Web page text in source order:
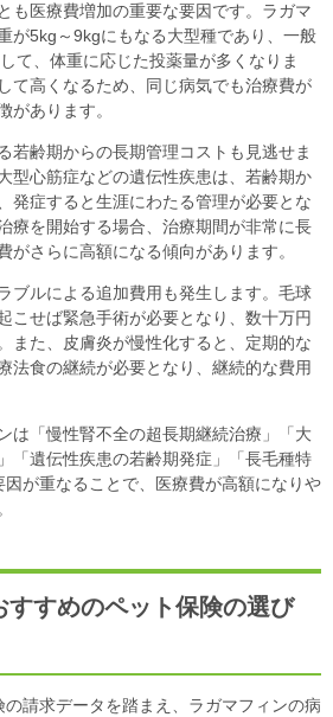
も医療費増加の重要な要因です。ラガマ
が5kg～9kgにもなる大型種であり、一般
て、体重に応じた投薬量が多くなりま
て高くなるため、同じ病気でも治療費が
があります。
若齢期からの長期管理コストも見逃せま
型心筋症などの遺伝性疾患は、若齢期か
発症すると生涯にわたる管理が必要とな
療を開始する場合、治療期間が非常に長
がさらに高額になる傾向があります。
ブルによる追加費用も発生します。毛球
こせば緊急手術が必要となり、数十万円
また、皮膚炎が慢性化すると、定期的な
法食の継続が必要となり、継続的な費用
は「慢性腎不全の超長期継続治療」「大
「遺伝性疾患の若齢期発症」「長毛種特
が重なることで、医療費が高額になりや
すすめのペット保険の選び
請求データを踏まえ、ラガマフィンの病